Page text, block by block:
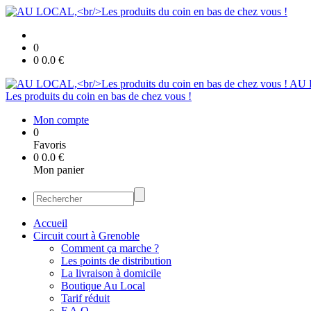
0
0 0.0 €
AU
Les produits du coin en bas de chez vous !
Mon compte
0
Favoris
0 0.0 €
Mon panier
Accueil
Circuit court à Grenoble
Comment ça marche ?
Les points de distribution
La livraison à domicile
Boutique Au Local
Tarif réduit